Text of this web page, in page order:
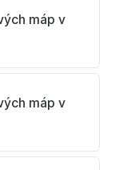
máp v
máp v